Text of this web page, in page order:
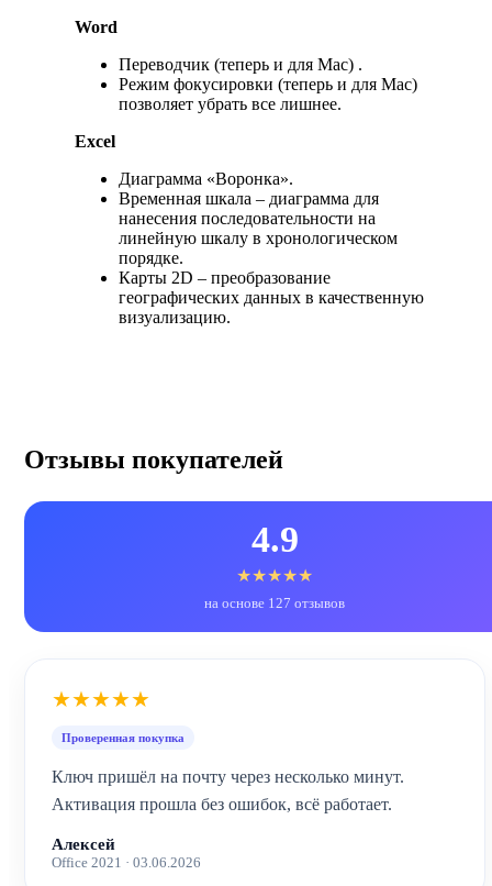
Word
Переводчик (теперь и для Mac) .
Режим фокусировки (теперь и для Mac)
позволяет убрать все лишнее.
Excel
Диаграмма «Воронка».
Временная шкала – диаграмма для
нанесения последовательности на
линейную шкалу в хронологическом
порядке.
Карты 2D – преобразование
географических данных в качественную
визуализацию.
Отзывы покупателей
4.9
★★★★★
на основе 127 отзывов
★★★★★
Проверенная покупка
Ключ пришёл на почту через несколько минут.
Активация прошла без ошибок, всё работает.
Алексей
Office 2021 · 03.06.2026